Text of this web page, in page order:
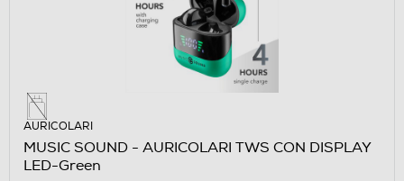
AURICOLARI
MUSIC SOUND - AURICOLARI TWS CON DISPLAY
LED-Green